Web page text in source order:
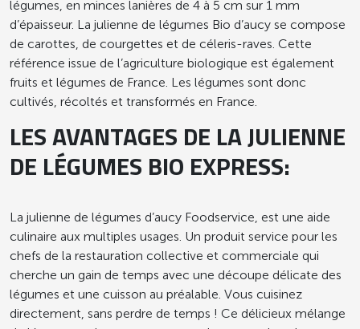
institution
PRODUITS PRÊTS À CONSOMMER,
EN GRAMMES (± 10%)
Selon les recommandations, les
consommation sur 20 repas
consécutifs de 10/20 minimum (hors
personnes âgées en institution pour les
* GEMRCN = Groupe d’Etudes des
Marchés de Restauration Collective et
de Nutrition
légumes, en minces lanières de 4 à 5 cm sur 1 mm
d’épaisseur. La julienne de légumes Bio d’aucy se compose
de carottes, de courgettes et de céleris-raves. Cette
référence issue de l’agriculture biologique est également
fruits et légumes de France. Les légumes sont donc
cultivés, récoltés et transformés en France.
LES AVANTAGES DE LA JULIENNE
DE LÉGUMES BIO EXPRESS:
La julienne de légumes d’aucy Foodservice, est une aide
culinaire aux multiples usages. Un produit service pour les
chefs de la restauration collective et commerciale qui
cherche un gain de temps avec une découpe délicate des
légumes et une cuisson au préalable. Vous cuisinez
directement, sans perdre de temps ! Ce délicieux mélange